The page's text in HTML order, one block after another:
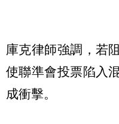
庫克律師強調，若
使聯準會投票陷入
成衝擊。